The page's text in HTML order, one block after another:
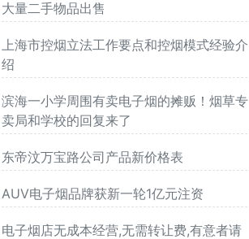
大量二手物品出售
上海市控烟立法工作要点和控烟模式经验介
绍
滨海一小学周围有卖电子烟的摊贩！烟草专
卖局和学校的回复来了
东帝汶万宝路公司产品新价格表
AUV电子烟品牌获新一轮1亿元注资
电子烟店无成本经营,无需转让费,有意者请